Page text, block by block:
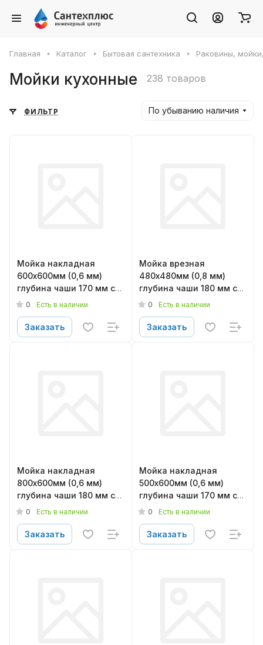
Главная Каталог Бытовая сантехника Раковины,
Мойки кухонные 238 товаров
ФИЛЬТР По убыванию наличия
Мойка накладная
600х600мм (0,6 мм)
глубина чаши 170 мм с
сифоном глянцевая
0 Есть в наличии
Заказать
Мойка врезная
480х480мм (0,8 мм)
глубина чаши 180 мм с
сифоном глянцевая
0 Есть в наличии
Заказать
Мойка накладная
800х600мм (0,6 мм)
глубина чаши 180 мм с
сифоном глянцевая
0 Есть в наличии
Заказать
Мойка накладная
500х600мм (0,6 мм)
глубина чаши 170 мм с
сифоном глянцевая
0 Есть в наличии
Заказать